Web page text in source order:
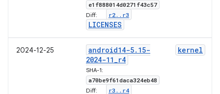
e1f888014d0271f43c57
Diff: r2. . r3
LICENSES
2024-12-25 android14-5. 15-
2024-11_r4
SHA-1:
a70be9f61daca324eb48
Diff: r3 . . r4
kernel